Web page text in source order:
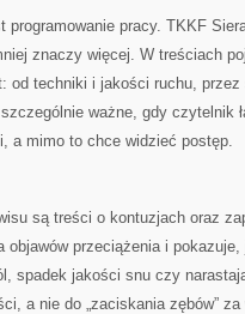
programowanie pracy. TKKF
znaczy więcej. W treściach
od techniki i jakości ruchu,
ważne, gdy czytelnik
a mimo to chce widzieć postęp.
są treści o kontuzjach oraz
objawów przeciążenia i
spadek jakości snu czy
a nie do „zaciskania zębów”